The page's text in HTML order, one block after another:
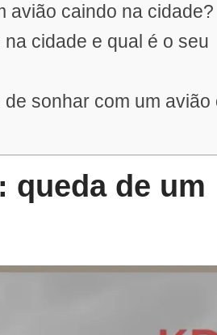
avião caindo na cidade?
cidade e qual é o seu
sonhar com um avião
queda de um